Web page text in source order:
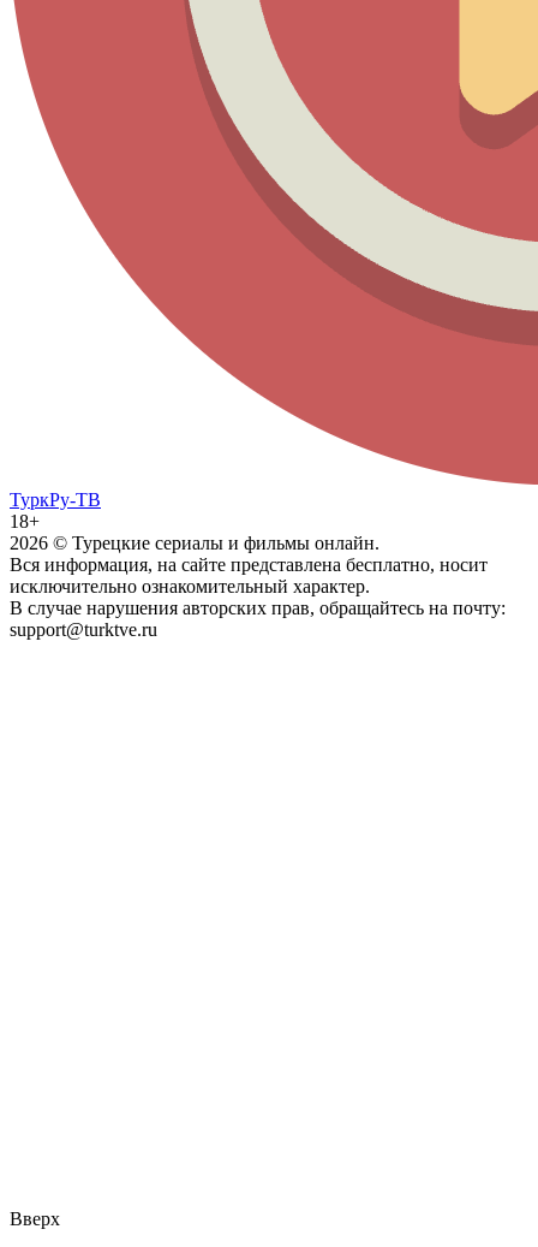
ТуркРу-ТВ
18+
2026 © Турецкие сериалы и фильмы онлайн.
Вся информация, на сайте представлена бесплатно, носит
исключительно ознакомительный характер.
В случае нарушения авторских прав, обращайтесь на почту:
support@turktve.ru
Вверх